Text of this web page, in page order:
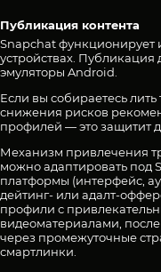
Публикация контента
Snapchat функционирует
устройствах. Публикация
эмуляторы Android.
Если вы собираетесь
снижения рисков
профилей — это защитит
Механизм привлечения
можно адаптировать под
платформы (интерфейс,
дейтинг- или адалт-
профили с
видеоматериалами,
через промежуточные
смартлинки.